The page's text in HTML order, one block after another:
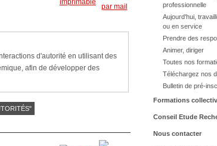
d'autorité en utilisant des
afin de développer des
professionnelle
Aujourd'hui,
ou en service
Prendre des
Animer, diriger
Toutes nos
Téléchargez nos
Bulletin de pré-
Formations
Conseil Etude
Nous contacter